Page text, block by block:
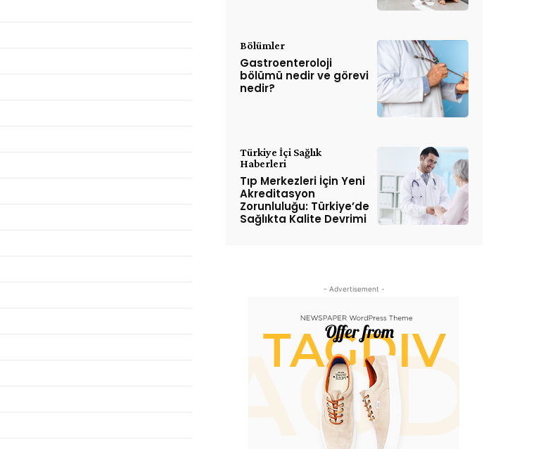
Bölümler
Gastroenteroloji
bölümü nedir ve görevi
nedir?
Türkiye İçi Sağlık
Haberleri
Tıp Merkezleri İçin Yeni
Akreditasyon
Zorunluluğu: Türkiye’de
Sağlıkta Kalite Devrimi
- Advertisement -